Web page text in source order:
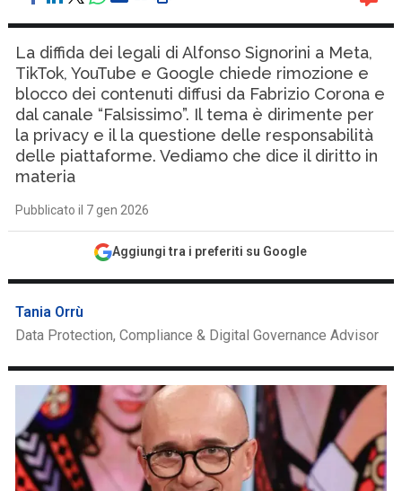
La diffida dei legali di Alfonso Signorini a Meta,
TikTok, YouTube e Google chiede rimozione e
blocco dei contenuti diffusi da Fabrizio Corona e
dal canale “Falsissimo”. Il tema è dirimente per
la privacy e il la questione delle responsabilità
delle piattaforme. Vediamo che dice il diritto in
materia
Pubblicato il 7 gen 2026
Aggiungi tra i preferiti su Google
Tania Orrù
Data Protection, Compliance & Digital Governance Advisor